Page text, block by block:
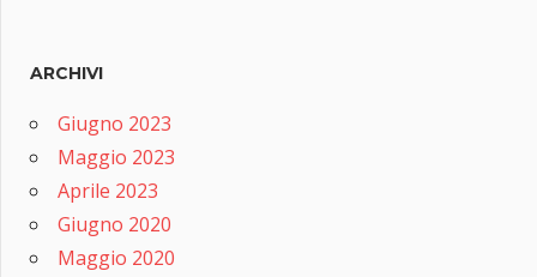
ARCHIVI
Giugno 2023
Maggio 2023
Aprile 2023
Giugno 2020
Maggio 2020